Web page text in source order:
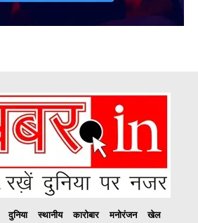
दुनिया स्थानीय कारोबार मनोरंजन
खेल